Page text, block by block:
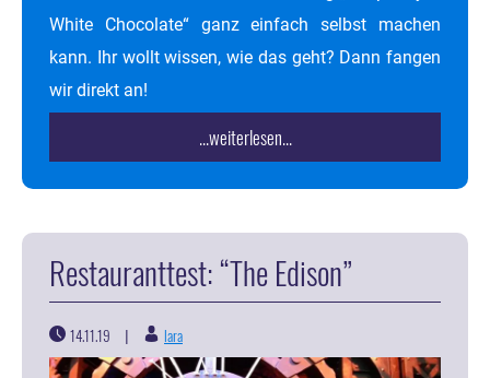
White Chocolate“ ganz einfach selbst machen
kann. Ihr wollt wissen, wie das geht? Dann fangen
wir direkt an!
...weiterlesen...
Restauranttest: “The Edison”
14.11.19 | lara